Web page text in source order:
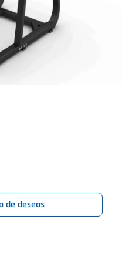
de deseos